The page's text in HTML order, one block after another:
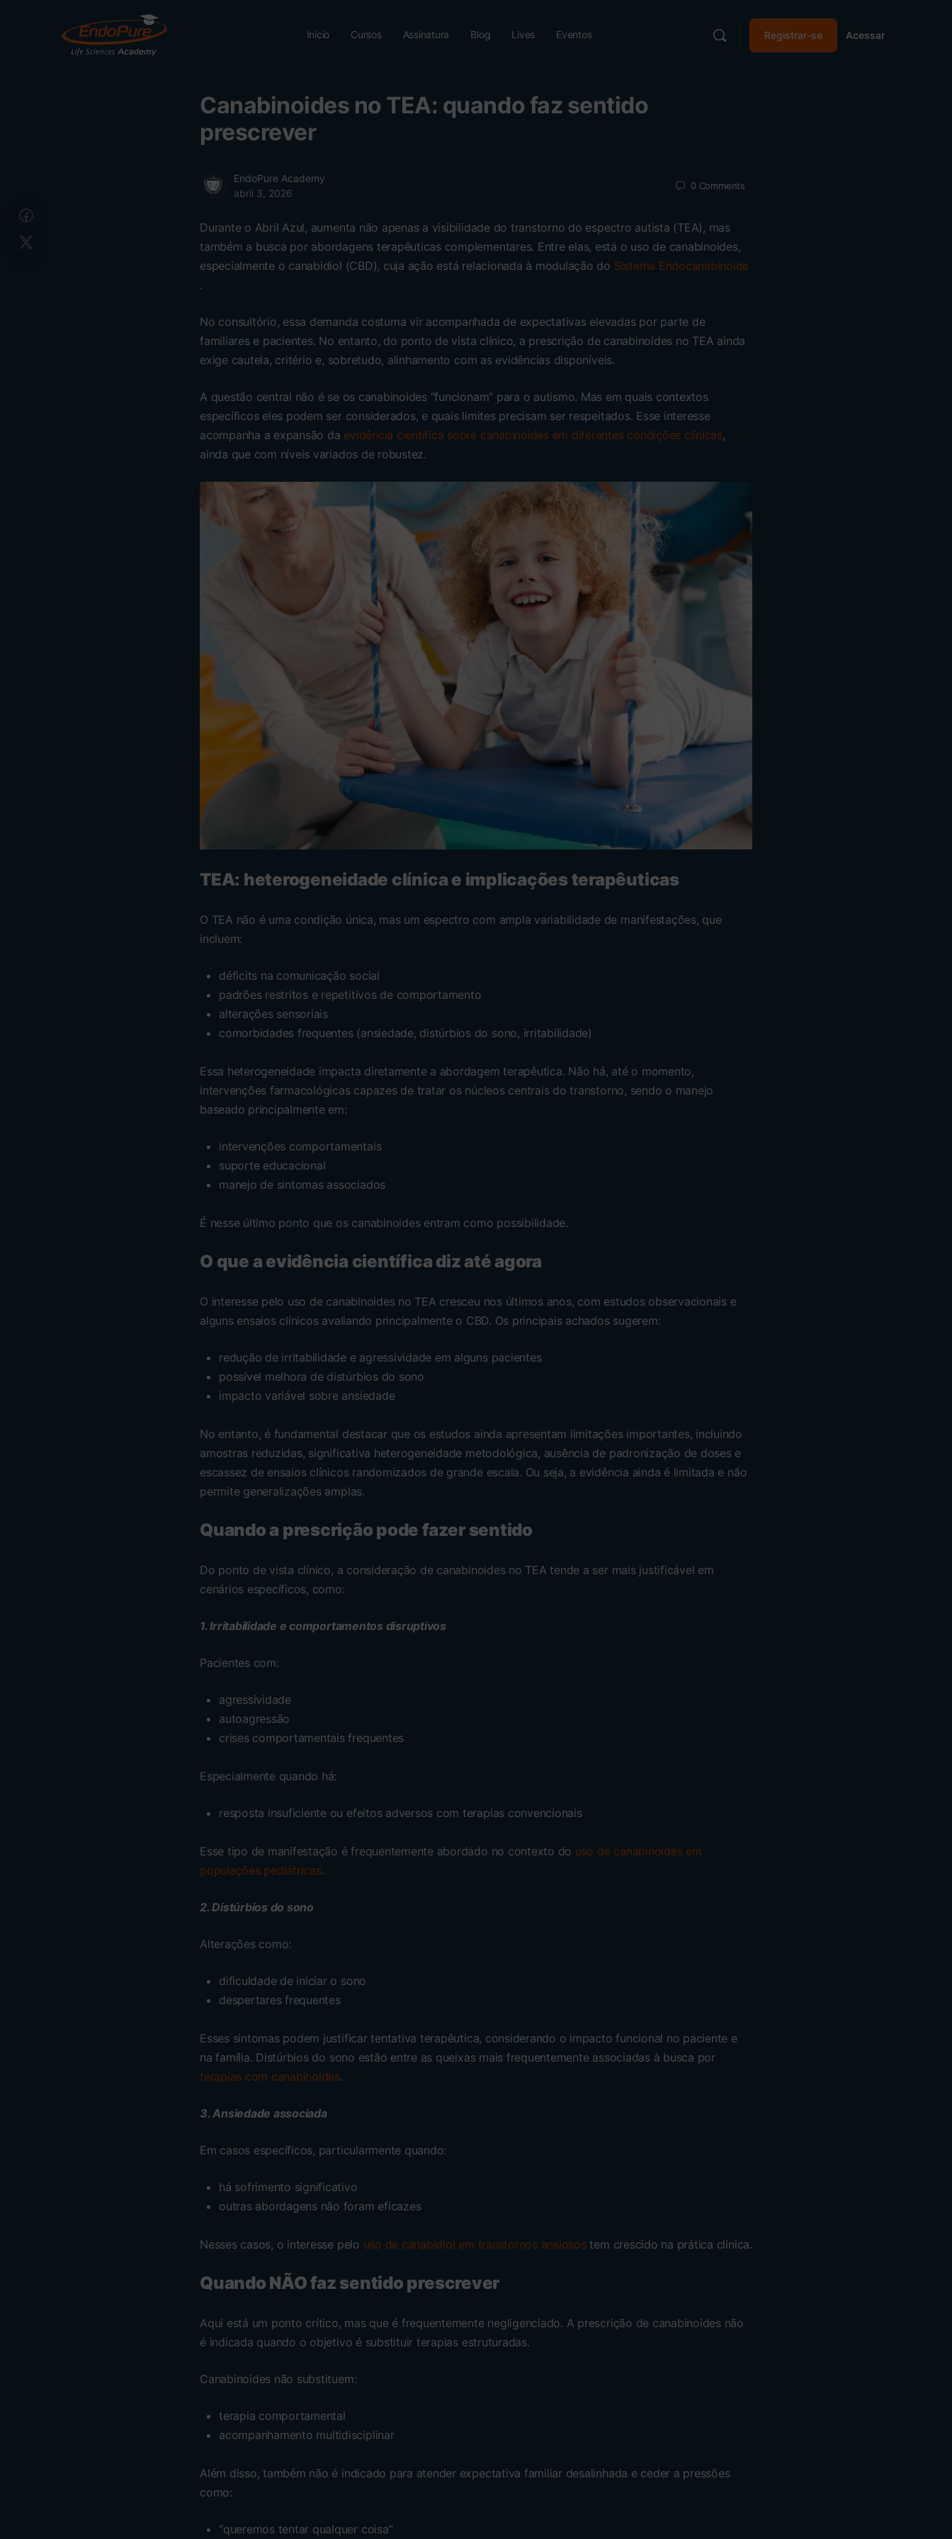
Início Cursos Assinatura Blog Lives Eventos Acessar
Registrar-se
Canabinoides no TEA: quando faz sentido
prescrever
EndoPure Academy
abril 3, 2026
0 Comments
Durante o Abril Azul, aumenta não apenas a visibilidade do transtorno do espectro autista (TEA), mas
também a busca por abordagens terapêuticas complementares. Entre elas, está o uso de canabinoides,
especialmente o canabidiol (CBD), cuja ação está relacionada à modulação do Sistema Endocanabinoide
.
No consultório, essa demanda costuma vir acompanhada de expectativas elevadas por parte de
familiares e pacientes. No entanto, do ponto de vista clínico, a prescrição de canabinoides no TEA ainda
exige cautela, critério e, sobretudo, alinhamento com as evidências disponíveis.
A questão central não é se os canabinoides “funcionam” para o autismo. Mas em quais contextos
específicos eles podem ser considerados, e quais limites precisam ser respeitados. Esse interesse
acompanha a expansão da evidência científica sobre canabinoides em diferentes condições clínicas,
ainda que com níveis variados de robustez.
TEA: heterogeneidade clínica e implicações terapêuticas
O TEA não é uma condição única, mas um espectro com ampla variabilidade de manifestações, que
incluem:
déficits na comunicação social
padrões restritos e repetitivos de comportamento
alterações sensoriais
comorbidades frequentes (ansiedade, distúrbios do sono, irritabilidade)
Essa heterogeneidade impacta diretamente a abordagem terapêutica. Não há, até o momento,
intervenções farmacológicas capazes de tratar os núcleos centrais do transtorno, sendo o manejo
baseado principalmente em:
intervenções comportamentais
suporte educacional
manejo de sintomas associados
É nesse último ponto que os canabinoides entram como possibilidade.
O que a evidência científica diz até agora
O interesse pelo uso de canabinoides no TEA cresceu nos últimos anos, com estudos observacionais e
alguns ensaios clínicos avaliando principalmente o CBD. Os principais achados sugerem:
redução de irritabilidade e agressividade em alguns pacientes
possível melhora de distúrbios do sono
impacto variável sobre ansiedade
No entanto, é fundamental destacar que os estudos ainda apresentam limitações importantes, incluindo
amostras reduzidas, significativa heterogeneidade metodológica, ausência de padronização de doses e
escassez de ensaios clínicos randomizados de grande escala. Ou seja, a evidência ainda é limitada e não
permite generalizações amplas.
Quando a prescrição pode fazer sentido
Do ponto de vista clínico, a consideração de canabinoides no TEA tende a ser mais justificável em
cenários específicos, como:
1. Irritabilidade e comportamentos disruptivos
Pacientes com:
agressividade
autoagressão
crises comportamentais frequentes
Especialmente quando há:
resposta insuficiente ou efeitos adversos com terapias convencionais
Esse tipo de manifestação é frequentemente abordado no contexto do uso de canabinoides em
populações pediátricas.
2. Distúrbios do sono
Alterações como:
dificuldade de iniciar o sono
despertares frequentes
Esses sintomas podem justificar tentativa terapêutica, considerando o impacto funcional no paciente e
na família. Distúrbios do sono estão entre as queixas mais frequentemente associadas à busca por
terapias com canabinoides.
3. Ansiedade associada
Em casos específicos, particularmente quando:
há sofrimento significativo
outras abordagens não foram eficazes
Nesses casos, o interesse pelo uso de canabidiol em transtornos ansiosostem crescido na prática clínica.
Quando NÃO faz sentido prescrever
Aqui está um ponto crítico, mas que é frequentemente negligenciado. A prescrição de canabinoides não
é indicada quando o objetivo é substituir terapias estruturadas.
Canabinoides não substituem:
terapia comportamental
acompanhamento multidisciplinar
Além disso, também não é indicado para atender expectativa familiar desalinhada e ceder a pressões
como:
“queremos tentar qualquer coisa”